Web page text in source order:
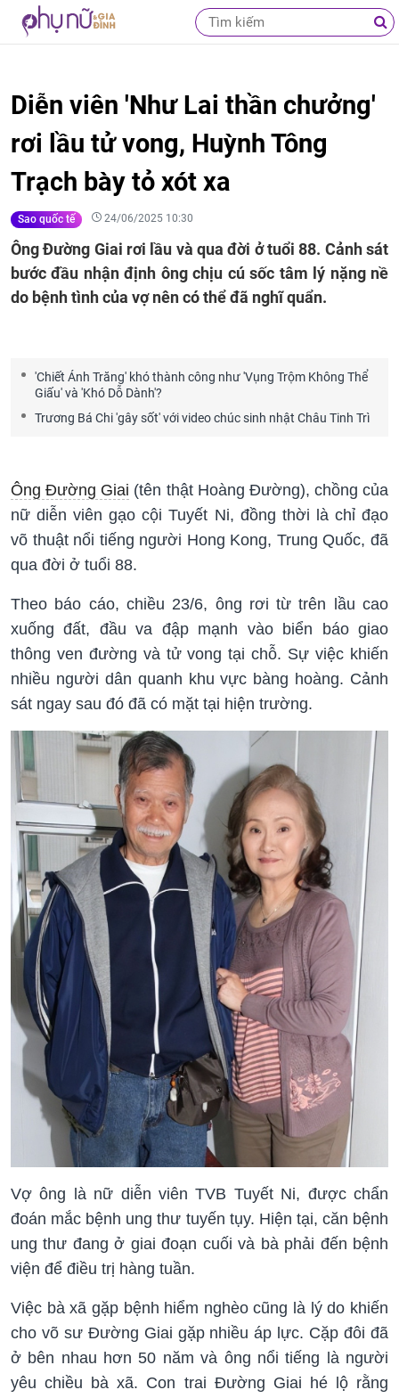
Diễn viên 'Như Lai thần chưởng'
rơi lầu tử vong, Huỳnh Tông
Trạch bày tỏ xót xa
Sao quốc tế 24/06/2025 10:30
Ông Đường Giai rơi lầu và qua đời ở tuổi 88. Cảnh sát
bước đầu nhận định ông chịu cú sốc tâm lý nặng nề
do bệnh tình của vợ nên có thể đã nghĩ quẩn.
'Chiết Ánh Trăng' khó thành công như 'Vụng Trộm Không Thể
Giấu' và 'Khó Dỗ Dành'?
Trương Bá Chi 'gây sốt' với video chúc sinh nhật Châu Tinh Trì
Ông Đường Giai (tên thật Hoàng Đường), chồng của
nữ diễn viên gạo cội Tuyết Ni, đồng thời là chỉ đạo
võ thuật nổi tiếng người Hong Kong, Trung Quốc, đã
qua đời ở tuổi 88.
Theo báo cáo, chiều 23/6, ông rơi từ trên lầu cao
xuống đất, đầu va đập mạnh vào biển báo giao
thông ven đường và tử vong tại chỗ. Sự việc khiến
nhiều người dân quanh khu vực bàng hoàng. Cảnh
sát ngay sau đó đã có mặt tại hiện trường.
Vợ ông là nữ diễn viên TVB Tuyết Ni, được chẩn
đoán mắc bệnh ung thư tuyến tụy. Hiện tại, căn bệnh
ung thư đang ở giai đoạn cuối và bà phải đến bệnh
viện để điều trị hàng tuần.
Việc bà xã gặp bệnh hiểm nghèo cũng là lý do khiến
cho võ sư Đường Giai gặp nhiều áp lực. Cặp đôi đã
ở bên nhau hơn 50 năm và ông nổi tiếng là người
yêu chiều bà xã. Con trai Đường Giai hé lộ rằng